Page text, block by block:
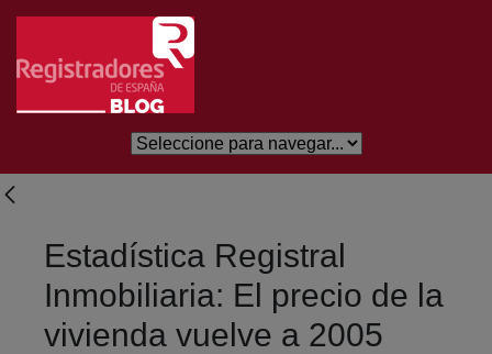
Saltar al contenido principal
Estadística Registral
Inmobiliaria: El precio de la
vivienda vuelve a 2005